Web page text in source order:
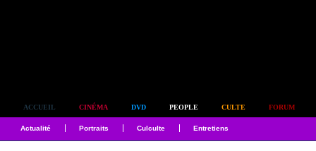
ACCUEIL CINÉMA DVD PEOPLE CULTE FORUM
Actualité Portraits Culculte Entretiens